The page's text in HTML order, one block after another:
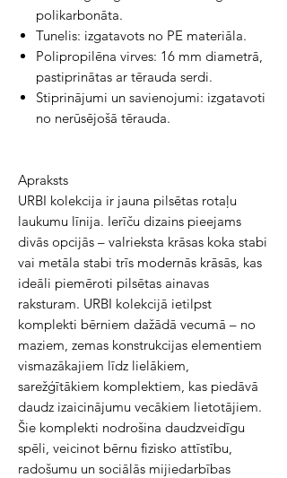
polikarbonāta.
Tunelis: izgatavots no PE materiāla.
Polipropilēna virves: 16 mm diametrā,
pastiprinātas ar tērauda serdi.
Stiprinājumi un savienojumi: izgatavoti
no nerūsējošā tērauda.
Apraksts
URBI kolekcija ir jauna pilsētas rotaļu
laukumu līnija. Ierīču dizains pieejams
divās opcijās – valrieksta krāsas koka stabi
vai metāla stabi trīs modernās krāsās, kas
ideāli piemēroti pilsētas ainavas
raksturam. URBI kolekcijā ietilpst
komplekti bērniem dažādā vecumā – no
maziem, zemas konstrukcijas elementiem
vismazākajiem līdz lielākiem,
sarežģītākiem komplektiem, kas piedāvā
daudz izaicinājumu vecākiem lietotājiem.
Šie komplekti nodrošina daudzveidīgu
spēli, veicinot bērnu fizisko attīstību,
radošumu un sociālās mijiedarbības